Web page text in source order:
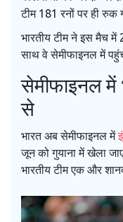
टीम 181 रनों पर ही रुक
भारतीय टीम ने इस मैच
साथ वे सेमीफाइनल में
सेमीफाइनल में
से
भारत अब सेमीफाइनल में
जून को गुयाना में खेला
भारतीय टीम एक और